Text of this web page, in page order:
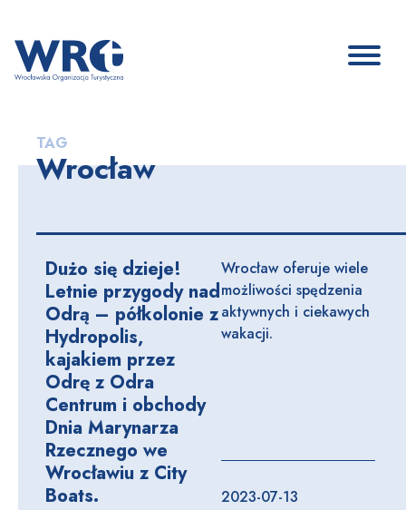
TAG
Wrocław
Dużo się dzieje!
Letnie przygody nad
Odrą – półkolonie z
Hydropolis,
kajakiem przez
Odrę z Odra
Centrum i obchody
Dnia Marynarza
Rzecznego we
Wrocławiu z City
Boats.
Wrocław oferuje wiele
możliwości spędzenia
aktywnych i ciekawych
wakacji.
2023-07-13